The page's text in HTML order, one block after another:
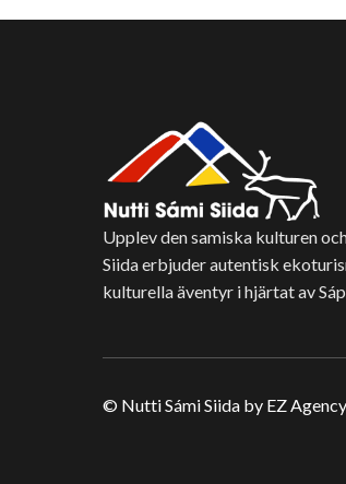
Upplev den samiska kulturen
Siida erbjuder autentisk
kulturella äventyr i hjärtat av
© Nutti Sámi Siida by EZ